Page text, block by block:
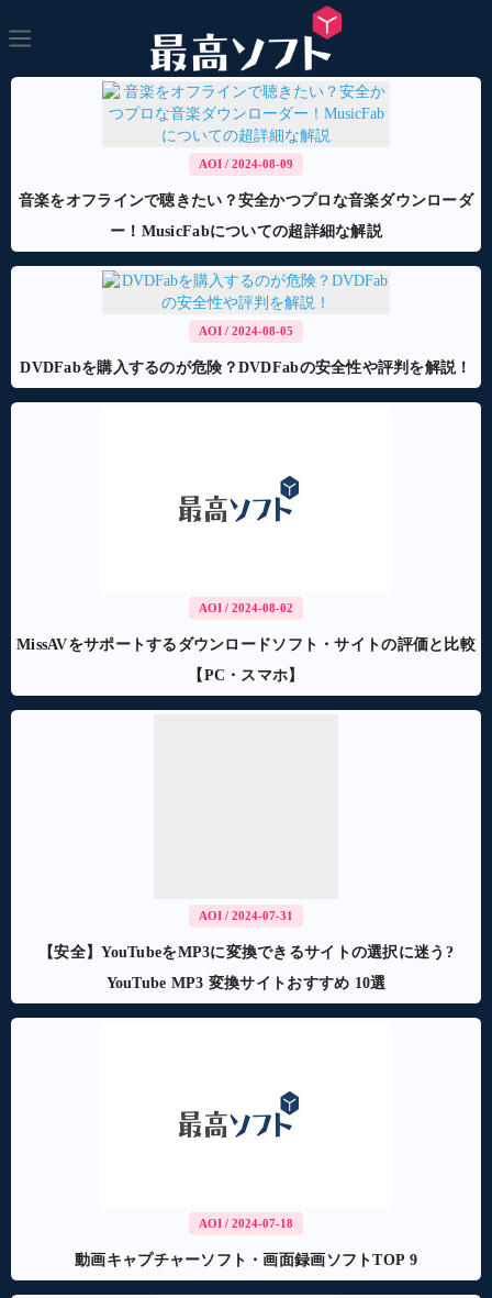
AOI / 2024-08-09
音楽をオフラインで聴きたい？安全かつプロな音楽ダウンローダ
ー！MusicFabについての超詳細な解説
AOI / 2024-08-05
DVDFabを購入するのが危険？DVDFabの安全性や評判を解説！
AOI / 2024-08-02
MissAVをサポートするダウンロードソフト・サイトの評価と比較
【PC・スマホ】
AOI / 2024-07-31
【安全】YouTubeをMP3に変換できるサイトの選択に迷う?
YouTube MP3 変換サイトおすすめ 10選
AOI / 2024-07-18
動画キャプチャーソフト・画面録画ソフトTOP 9